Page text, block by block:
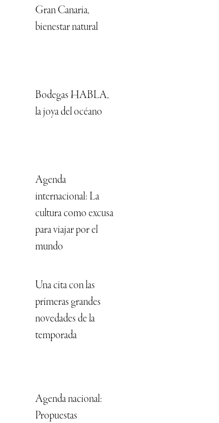
Gran Canaria,
bienestar natural
Bodegas HABLA,
la joya del océano
Agenda
internacional: La
cultura como excusa
para viajar por el
mundo
Una cita con las
primeras grandes
novedades de la
temporada
Agenda nacional:
Propuestas